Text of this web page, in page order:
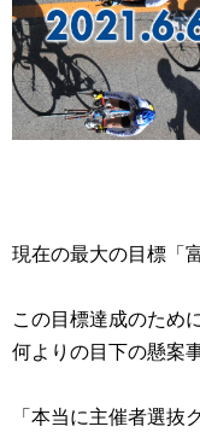
現在の最大の目標「
この目標達成のため
何よりの目下の懸案
「本当に主催者選抜